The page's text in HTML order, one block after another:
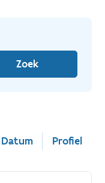
Zoek
Datum Profiel